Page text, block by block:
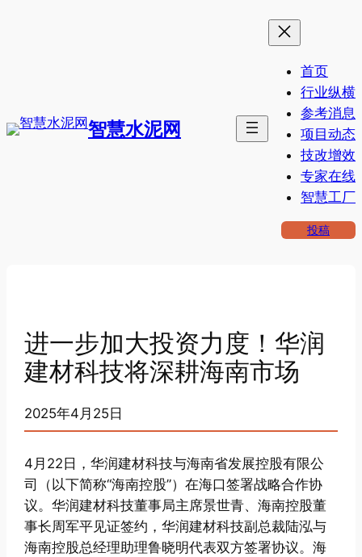
智慧水泥网
首页
行业纵横
参考消息
项目动态
技改增效
专家在线
智慧工厂
投稿
进一步加大投资力度！华润
建材科技将深耕海南市场
2025年4月25日
4月22日，华润建材科技与海南省发展控股有限公
司（以下简称“海南控股”）在海口签署战略合作协
议。华润建材科技董事局主席景世青、海南控股董
事长周军平见证签约，华润建材科技副总裁陆泓与
海南控股总经理助理鲁晓明代表双方签署协议。海